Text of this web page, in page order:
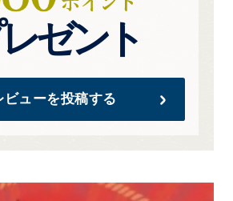
ゼント
ビューを投稿する